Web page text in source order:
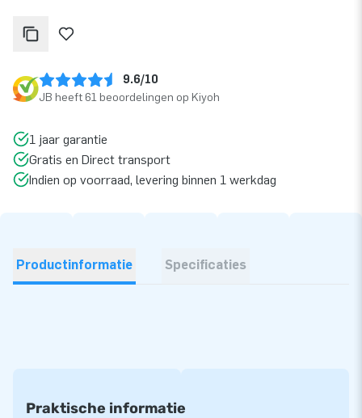
9.6/10
JB heeft 61 beoordelingen op Kiyoh
1 jaar garantie
Gratis en Direct transport
Indien op voorraad, levering binnen 1 werkdag
Productinformatie Specificaties
Praktische informatie